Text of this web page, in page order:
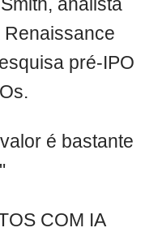
analista
pré-IPO
é bastante
COM IA